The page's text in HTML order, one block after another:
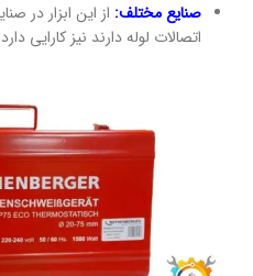
صنایع مختلف: از این ابزار در
اتصالات لوله دارند نیز کارایی